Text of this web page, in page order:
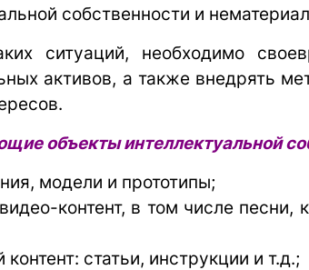
собственности и
ситуаций, необходимо
активов, а также внедрять
объекты интеллектуальной
модели и прототипы;
контент, в том числе песни,
статьи, инструкции и т.д.;